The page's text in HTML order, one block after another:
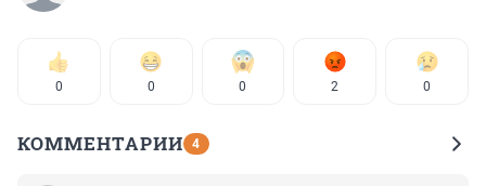
0 0 0 2 0
КОММЕНТАРИИ 4